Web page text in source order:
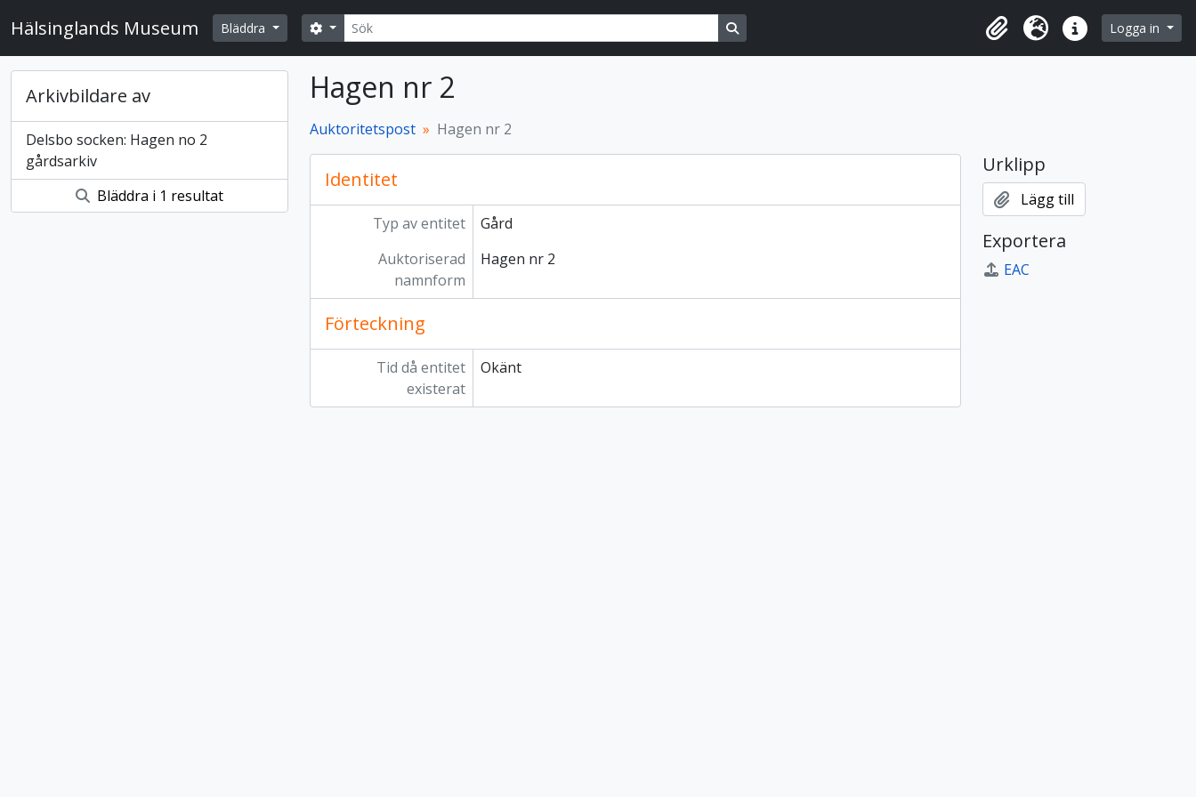
Hälsinglands Museum Bläddra SökSearch options Search in browse page
UrklippSpråk Snabblänkar
Logga in
Arkivbildare av
Delsbo socken: Hagen no 2
gårdsarkiv
Bläddra i 1 resultat
Hagen nr 2
Auktoritetspost Hagen nr 2
Identitet
Typ av entitet
Gård
Auktoriserad
namnform
Hagen nr 2
Förteckning
Tid då entitet
existerat
Okänt
Urklipp
Lägg till
Exportera
EAC